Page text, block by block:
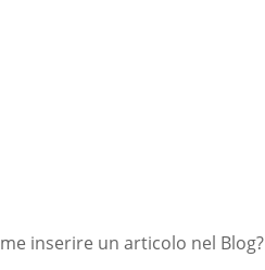
inserire un articolo nel Blog?